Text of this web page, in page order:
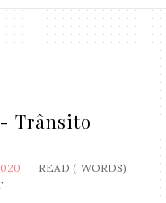
Trânsito
READ ( WORDS)